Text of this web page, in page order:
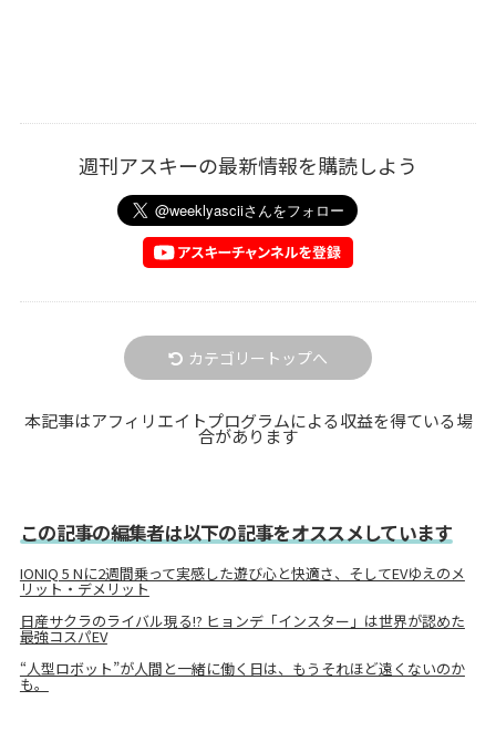
週刊アスキーの最新情報を購読しよう
カテゴリートップへ
本記事はアフィリエイトプログラムによる収益を得ている場
合があります
この記事の編集者は以下の記事をオススメしています
IONIQ 5 Nに2週間乗って実感した遊び心と快適さ、そしてEVゆえのメ
リット・デメリット
日産サクラのライバル現る!? ヒョンデ「インスター」は世界が認めた
最強コスパEV
“人型ロボット”が人間と一緒に働く日は、もうそれほど遠くないのか
も。